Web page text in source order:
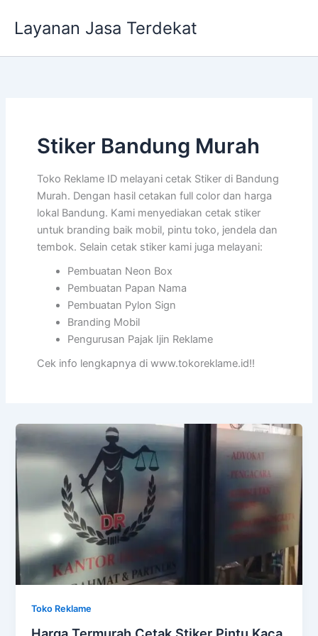
Layanan Jasa Terdekat
Stiker Bandung Murah
Toko Reklame ID melayani cetak Stiker di Bandung
Murah. Dengan hasil cetakan full color dan harga
lokal Bandung. Kami menyediakan cetak stiker
untuk branding baik mobil, pintu toko, jendela dan
tembok. Selain cetak stiker kami juga melayani:
Pembuatan Neon Box
Pembuatan Papan Nama
Pembuatan Pylon Sign
Branding Mobil
Pengurusan Pajak Ijin Reklame
Cek info lengkapnya di www.tokoreklame.id!!
Toko Reklame